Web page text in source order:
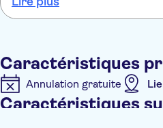
Caractéristiques
Annulation gratuite
Caractéristiques